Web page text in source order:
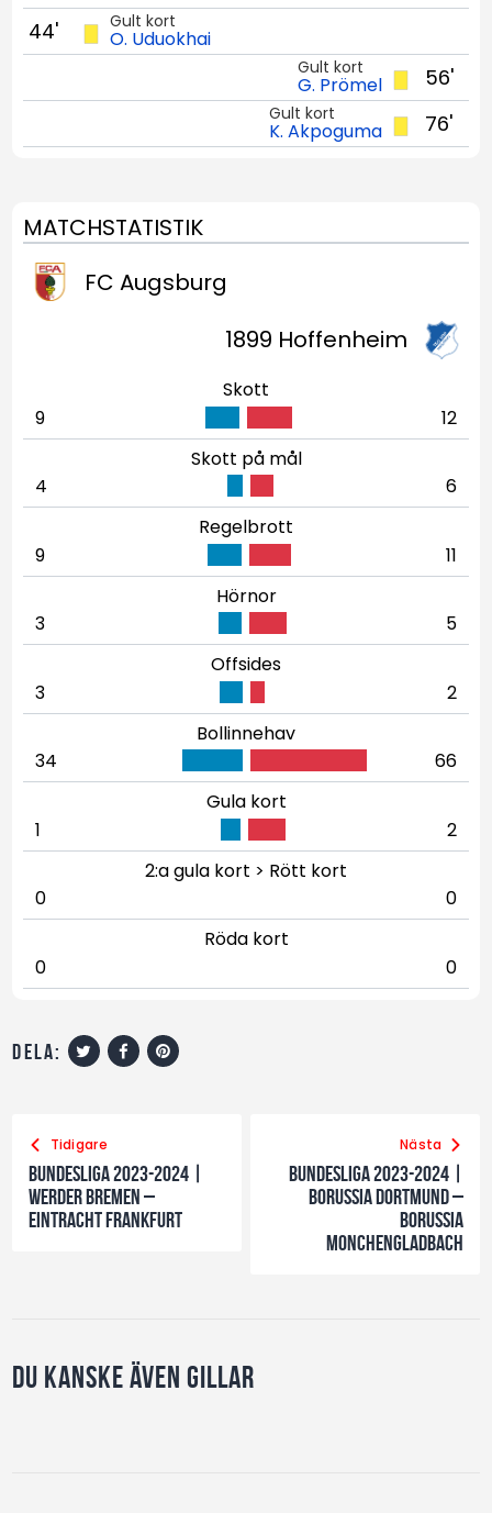
Gult kort
O. Uduokhai
44'
56'
Gult kort
G. Prömel
76'
Gult kort
K. Akpoguma
MATCHSTATISTIK
FC Augsburg
1899 Hoffenheim
Skott
9
12
Skott på mål
4
6
Regelbrott
9
11
Hörnor
3
5
Offsides
3
2
Bollinnehav
34
66
Gula kort
1
2
2:a gula kort > Rött kort
0
0
Röda kort
0
0
dela:
Tidigare
Bundesliga 2023-2024 |
Werder Bremen –
Eintracht Frankfurt
Nästa
Bundesliga 2023-2024 |
Borussia Dortmund –
Borussia
Monchengladbach
Du kanske även gillar